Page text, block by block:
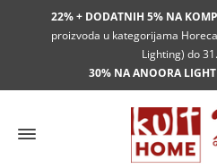
22% + DODATNIH 5% NA
proizvoda u kategorijama
Lighting) do
30% NA ANOORA